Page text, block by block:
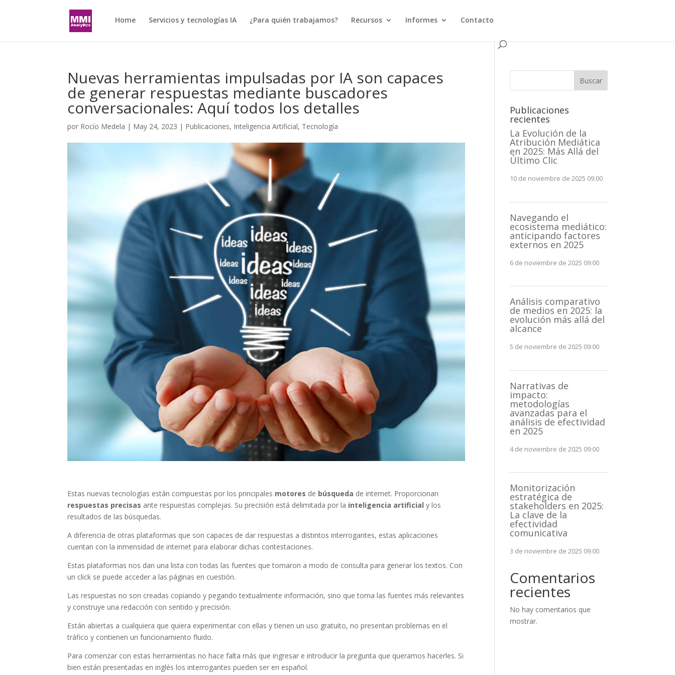
Home Servicios y tecnologías IA ¿Para quién trabajamos? Recursos Informes Contacto
Nuevas herramientas impulsadas por IA son capaces
de generar respuestas mediante buscadores
conversacionales: Aquí todos los detalles
por Rocío Medela | May 24, 2023 | Publicaciones, Inteligencia Artificial, Tecnología
Estas nuevas tecnologías están compuestas por los principales motores de búsqueda de internet. Proporcionan
respuestas precisas ante respuestas complejas. Su precisión está delimitada por la inteligencia artificial y los
resultados de las búsquedas.
A diferencia de otras plataformas que son capaces de dar respuestas a distintos interrogantes, estas aplicaciones
cuentan con la inmensidad de internet para elaborar dichas contestaciones.
Estas plataformas nos dan una lista con todas las fuentes que tomaron a modo de consulta para generar los textos. Con
un click se puede acceder a las páginas en cuestión.
Las respuestas no son creadas copiando y pegando textualmente información, sino que toma las fuentes más relevantes
y construye una redacción con sentido y precisión.
Están abiertas a cualquiera que quiera experimentar con ellas y tienen un uso gratuito, no presentan problemas en el
tráfico y contienen un funcionamiento fluido.
Para comenzar con estas herramientas no hace falta más que ingresar e introducir la pregunta que queramos hacerles. Si
bien están presentadas en inglés los interrogantes pueden ser en español.
Buscar
Publicaciones
recientes
La Evolución de la
Atribución Mediática
en 2025: Más Allá del
Último Clic
10 de noviembre de 2025 09:00
Navegando el
ecosistema mediático:
anticipando factores
externos en 2025
6 de noviembre de 2025 09:00
Análisis comparativo
de medios en 2025: la
evolución más allá del
alcance
5 de noviembre de 2025 09:00
Narrativas de
impacto:
metodologías
avanzadas para el
análisis de efectividad
en 2025
4 de noviembre de 2025 09:00
Monitorización
estratégica de
stakeholders en 2025:
La clave de la
efectividad
comunicativa
3 de noviembre de 2025 09:00
Comentarios
recientes
No hay comentarios que
mostrar.